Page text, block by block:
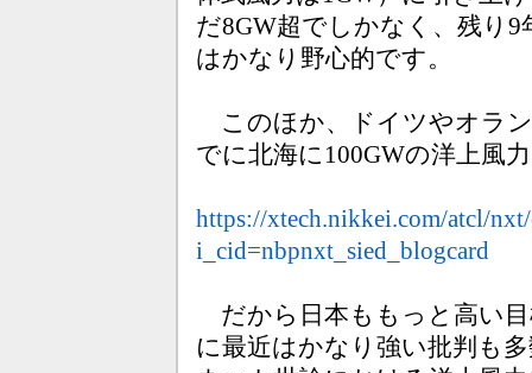
だ8GW超でしかなく、残り
はかなり野心的です。
このほか、ドイツやオラ
でに北海に100GWの洋上風
https://xtech.nikkei.com/atcl/
i_cid=nbpnxt_sied_blogcard
だから日本ももっと高い
に最近はかなり強い批判も